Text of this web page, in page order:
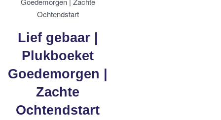
Lief gebaar |
Plukboeket
Goedemorgen |
Zachte
Ochtendstart